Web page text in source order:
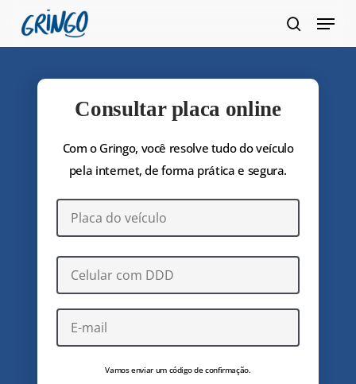
Pular
para
conteúdo
Menu
Consultar placa online
Com o Gringo, você resolve tudo do veículo
pela internet, de forma prática e segura.
Vamos enviar um código de confirmação.